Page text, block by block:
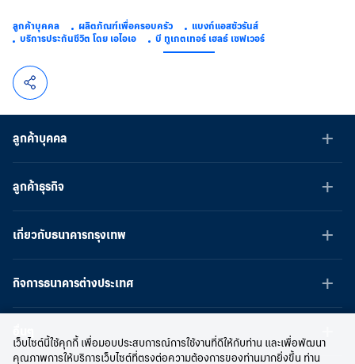
ลูกค้าบุคคล ผลิตภัณฑ์เพื่อครอบครัว
แบงก์แอสชัวรันส์
บริการประกันชีวิต โดย เอไอเอ
บี ทูเกตเทอร์ เฮลธ์ เซฟเวอร์
ลูกค้าบุคคล
ลูกค้าธุรกิจ
เกี่ยวกับธนาคารกรุงเทพ
กิจการธนาคารต่างประเทศ
เว็บไซต์นี้ใช้คุกกี้ เพื่อมอบประสบการณ์การใช้งานที่ดีให้กับท่าน และเพื่อพัฒนา
คุณภาพการให้บริการเว็บไซต์ที่ตรงต่อความต้องการของท่านมากยิ่งขึ้น ท่าน